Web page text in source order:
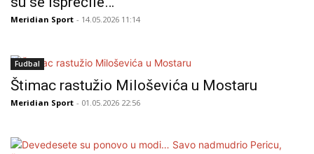
Meridian Sport - 14.05.2026 11:14
Fudbal
Štimac rastužio Miloševića u Mostaru
Meridian Sport - 01.05.2026 22:56